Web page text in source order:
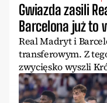
Gwiazda zasili
Barcelona już to
Real Madryt i
transferowym. Z
zwycięsko wyszli